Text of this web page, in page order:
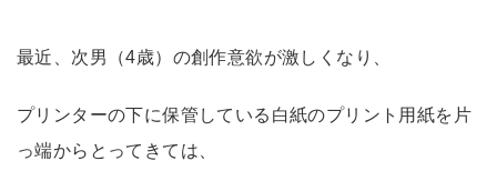
最近、次男（4歳）の創作意欲が激しくなり、
プリンターの下に保管している白紙のプリント用紙を片
っ端からとってきては、